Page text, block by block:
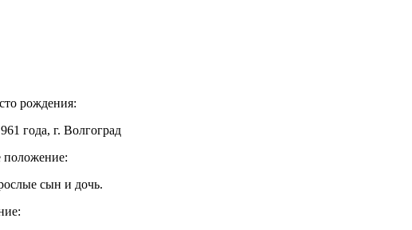
рождения:
года, г. Волгоград
положение:
сын и дочь.